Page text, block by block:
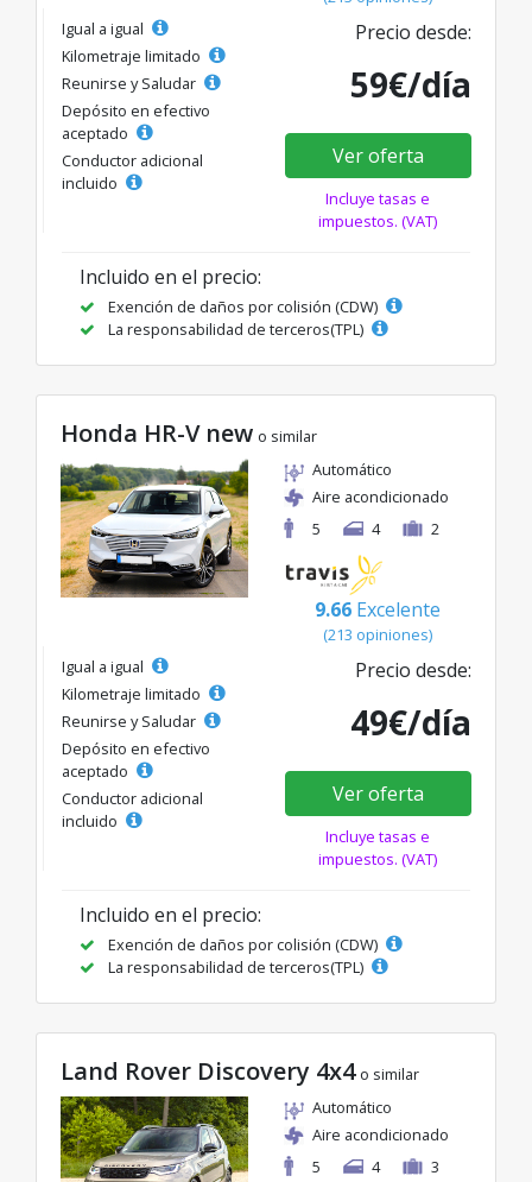
Igual a igual
Kilometraje limitado
Reunirse y Saludar
Depósito en efectivo
aceptado
Conductor adicional
incluido
Precio desde:
59€/día
Ver oferta
Incluye tasas e
impuestos. (VAT)
Incluido en el precio:
Exención de daños por colisión (CDW)
La responsabilidad de terceros(TPL)
Honda HR-V new o similar
Automático
Aire acondicionado
5
4 2
9.66 Excelente
(213 opiniones)
Igual a igual
Kilometraje limitado
Reunirse y Saludar
Depósito en efectivo
aceptado
Conductor adicional
incluido
Precio desde:
49€/día
Ver oferta
Incluye tasas e
impuestos. (VAT)
Incluido en el precio:
Exención de daños por colisión (CDW)
La responsabilidad de terceros(TPL)
Land Rover Discovery 4x4 o similar
Automático
Aire acondicionado
5
4 3